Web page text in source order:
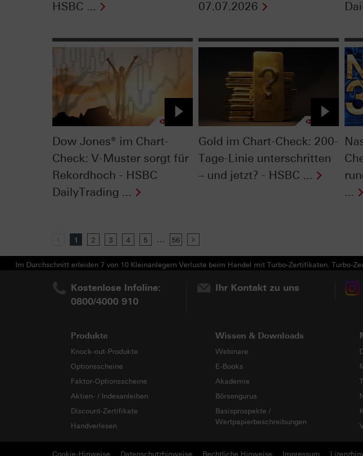
HSBC ...
07.07.2026
Dow Jones® im Chart-
Check: V-Muster sorgt für
Rekordhoch - HSBC
DailyTrading ...
Gold im Chart-Check: 200-
Tage-Linie unterschritten
– und jetzt? - HSBC ...
...
Previous
1 2 3 4 5 ... 56
Im Durchschnitt erleiden 7 von 10 Kleinanlegern Verluste beim Handel mit Turbo-Zertifikaten.
Kostenlose Infoline:
0800/4000 910
Ihr Kontakt zu uns
Produkte
Knock-out-Produkte
Optionsscheine
Faktor-Optionsscheine
Aktien- / Indexanleihen
Discount-Zertifikate
Handverlesen
Wissen & Downloads
Webinare
E-Books
Akademie
Börsengurus
Basisprospekte /
Wertpapierbeschreibungen
Cookie-Hinweise Datenschutzhinweise Rechtliche Hinweise Impressum